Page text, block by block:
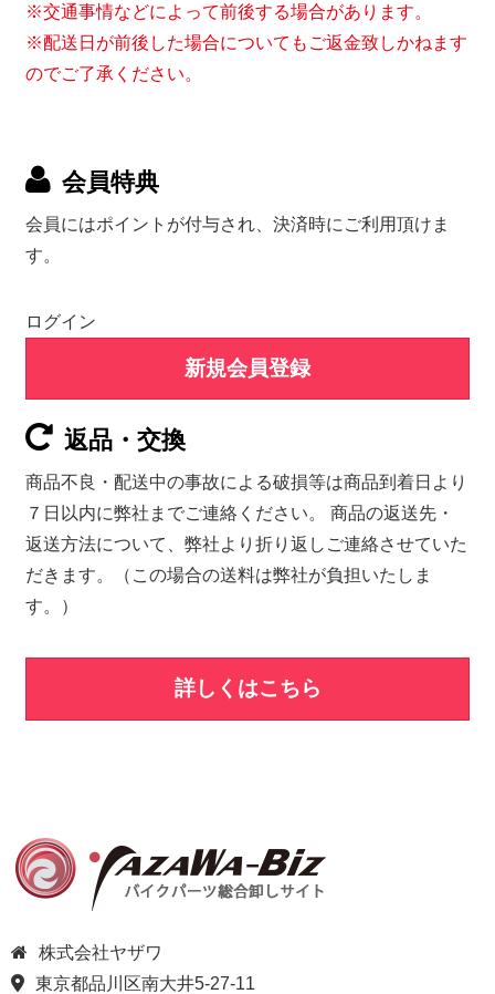
※交通事情などによって前後する場合があります。
※配送日が前後した場合についてもご返金致しかねます
のでご了承ください。
会員特典
会員にはポイントが付与され、決済時にご利用頂けま
す。
ログイン
新規会員登録
返品・交換
商品不良・配送中の事故による破損等は商品到着日より
７日以内に弊社までご連絡ください。 商品の返送先・
返送方法について、弊社より折り返しご連絡させていた
だきます。（この場合の送料は弊社が負担いたしま
す。）
詳しくはこちら
株式会社ヤザワ
東京都品川区南大井5-27-11